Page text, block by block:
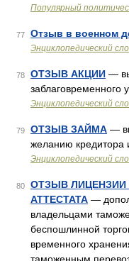
Популярный
77 Отзыв в военном
Энциклопедический
78 ОТЗЫВ АКЦИИ —
заблаговременного
Энциклопедический
79 ОТЗЫВ ЗАЙМА —
желанию кредитора
Энциклопедический
80
ОТЗЫВ
АТТЕСТАТА —
владельцами
беспошлинной
временного